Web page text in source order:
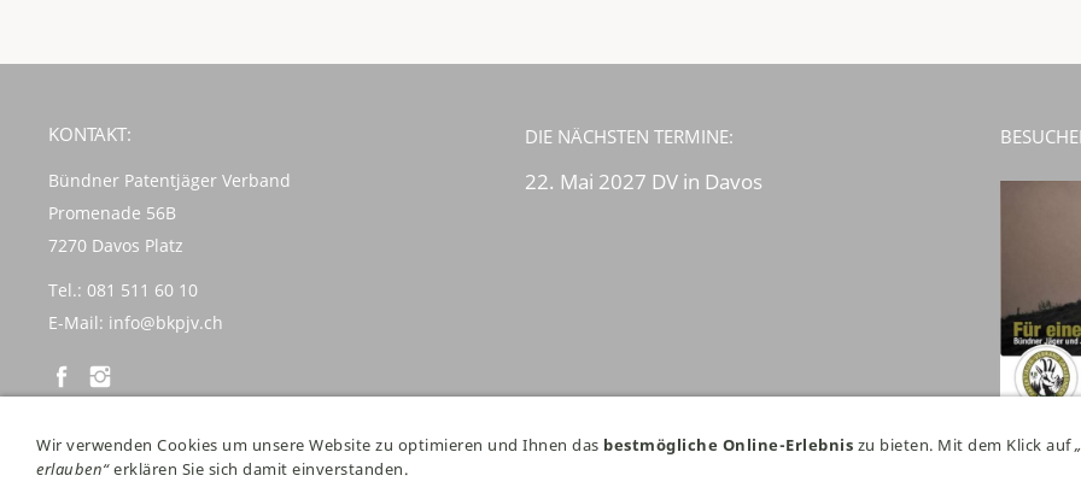
KONTAKT:
Bündner Patentjäger Verband
Promenade 56B
7270 Davos Platz
Tel.: 081 511 60 10
E-Mail: info@bkpjv.ch
DIE NÄCHSTEN TERMINE:
22. Mai 2027 DV in Davos
Cookie Einstellungen/ Datenschutz/Impressum ©Copyright 20
Wir verwenden Cookies um unsere Website zu optimieren und Ihnen das bestmögliche Online-Erlebnis zu bieten. Mit dem Klick auf
erlauben“erklären Sie sich damit einverstanden.